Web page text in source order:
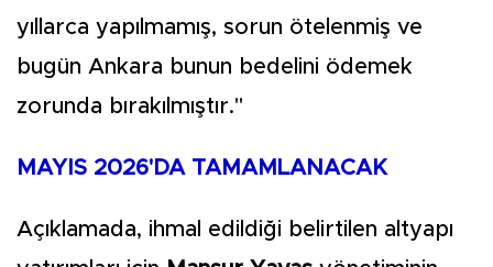
yıllarca yapılmamış, sorun ötelenmiş ve
bugün Ankara bunun bedelini ödemek
zorunda bırakılmıştır."
MAYIS 2026'DA TAMAMLANACAK
Açıklamada, ihmal edildiği belirtilen altyapı